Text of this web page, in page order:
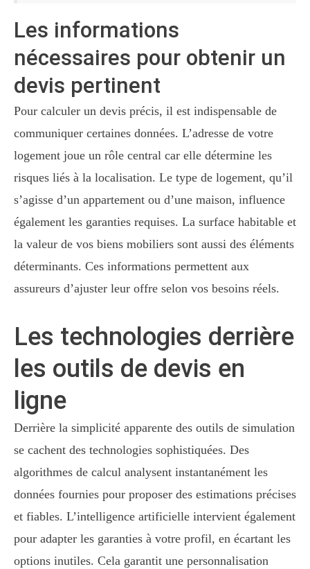
Les informations
nécessaires pour obtenir un
devis pertinent
Pour calculer un devis précis, il est indispensable de
communiquer certaines données. L’adresse de votre
logement joue un rôle central car elle détermine les
risques liés à la localisation. Le type de logement, qu’il
s’agisse d’un appartement ou d’une maison, influence
également les garanties requises. La surface habitable et
la valeur de vos biens mobiliers sont aussi des éléments
déterminants. Ces informations permettent aux
assureurs d’ajuster leur offre selon vos besoins réels.
Les technologies derrière
les outils de devis en
ligne
Derrière la simplicité apparente des outils de simulation
se cachent des technologies sophistiquées. Des
algorithmes de calcul analysent instantanément les
données fournies pour proposer des estimations précises
et fiables. L’intelligence artificielle intervient également
pour adapter les garanties à votre profil, en écartant les
options inutiles. Cela garantit une personnalisation